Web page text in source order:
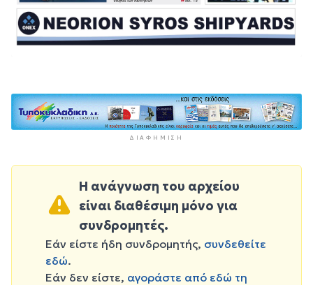
ΔΙΑΦΉΜΙΣΗ
Η ανάγνωση του αρχείου
είναι διαθέσιμη μόνο για
συνδρομητές.
Εάν είστε ήδη συνδρομητής, συνδεθείτε
εδώ.
Εάν δεν είστε, αγοράστε από εδώ τη